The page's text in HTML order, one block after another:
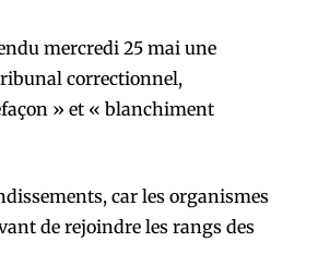
mercredi 25 mai une
correctionnel,
» et « blanchiment
car les organismes
de rejoindre les rangs des